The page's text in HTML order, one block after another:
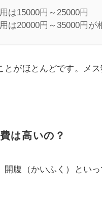
は15000円～25000円
は20000円～35000円が
とがほとんどです。メ
は高いの？
開腹（かいふく）とい